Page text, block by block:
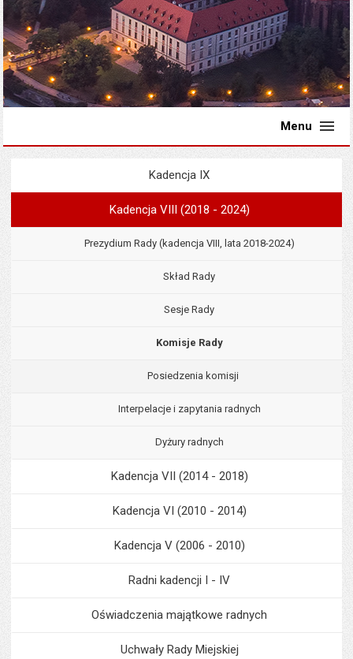
Menu
Menu
Kadencja IX
Kadencja VIII (2018 - 2024)
Prezydium Rady (kadencja VIII, lata 2018-2024)
Skład Rady
Sesje Rady
Komisje Rady
Posiedzenia komisji
Interpelacje i zapytania radnych
Dyżury radnych
Kadencja VII (2014 - 2018)
Kadencja VI (2010 - 2014)
Kadencja V (2006 - 2010)
Radni kadencji I - IV
Oświadczenia majątkowe radnych
Uchwały Rady Miejskiej